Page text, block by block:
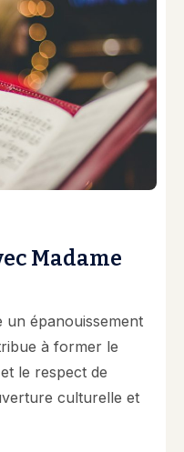
Madame
épanouissement
à former le
le respect de
culturelle et